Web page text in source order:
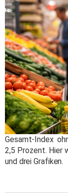
Gesamt-Index
2,5 Prozent. Hier
und drei Grafiken.